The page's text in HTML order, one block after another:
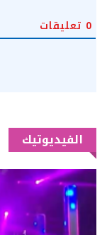
0 تعليقات
الفيديوتيك